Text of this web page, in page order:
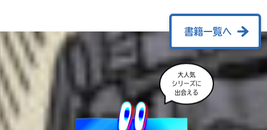
営委員会／協力
佐久間さのすけ／絵
書籍一覧へ
大人気
シリーズに